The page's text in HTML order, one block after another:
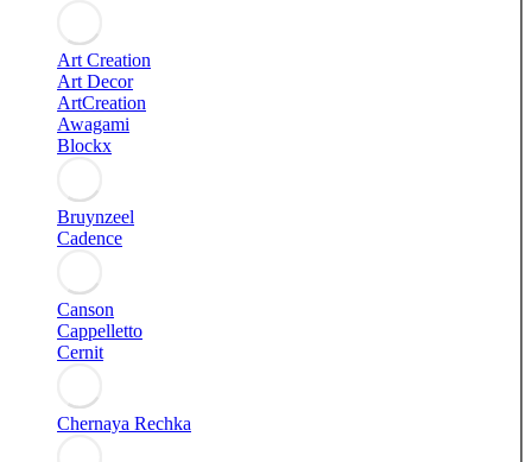
Art Creation
Art Decor
ArtCreation
Awagami
Blockx
Bruynzeel
Cadence
Canson
Cappelletto
Cernit
Chernaya Rechka